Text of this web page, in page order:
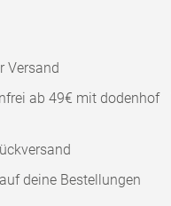
Versand
ab 49€ mit dodenhof
deine Bestellungen